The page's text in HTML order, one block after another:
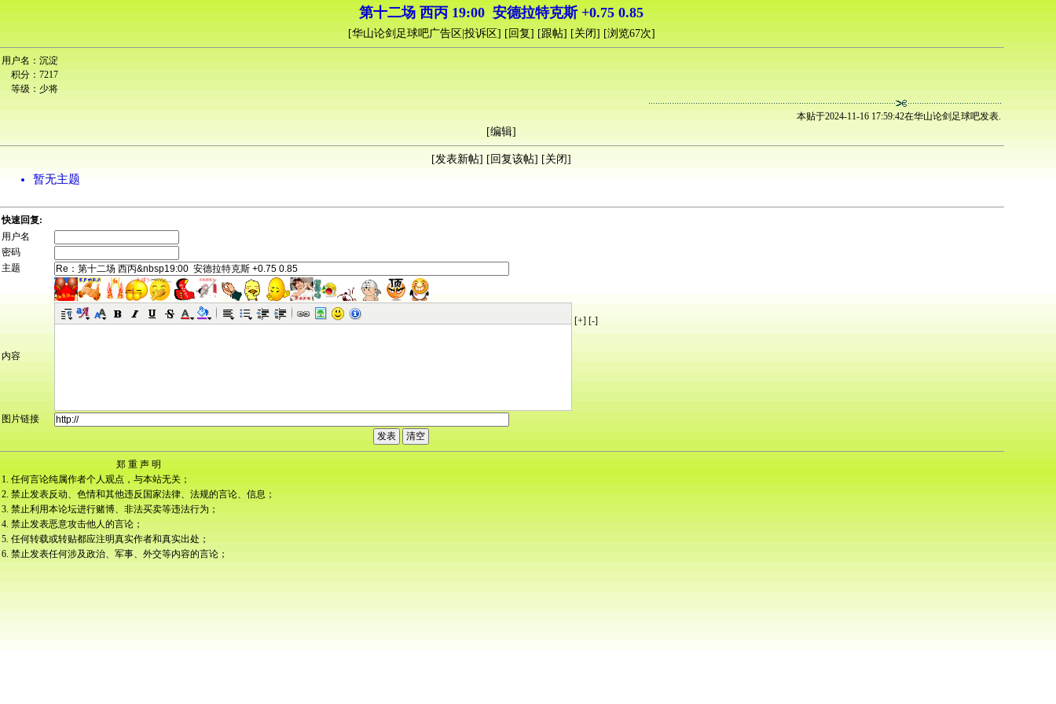
第十二场 西丙 19:00 安德拉特克斯 +0.75 0.85
[华山论剑足球吧广告区|投诉区] [ 回复] [跟帖] [关闭] [浏览67次]
用户名： 沉淀
积分： 7217
等级： 少将
本贴于2024-11-16 17:59:42在华山论剑足球吧发表.
[编辑]
[发表新帖] [回复该帖] [关闭]
暂无主题
快速回复:
用户名
密码
主题
内容
[+] [-]
图片链接
郑 重 声 明
1. 任何言论纯属作者个人观点，与本站无关；
2. 禁止发表反动、色情和其他违反国家法律、法规的言论、信息；
3. 禁止利用本论坛进行赌博、非法买卖等违法行为；
4. 禁止发表恶意攻击他人的言论；
5. 任何转载或转贴都应注明真实作者和真实出处；
6. 禁止发表任何涉及政治、军事、外交等内容的言论；